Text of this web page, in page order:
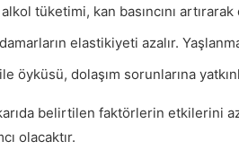
alkol tüketimi, kan basıncını
elastikiyeti azalır.
öyküsü, dolaşım sorunlarına
belirtilen faktörlerin etkilerini
olacaktır.